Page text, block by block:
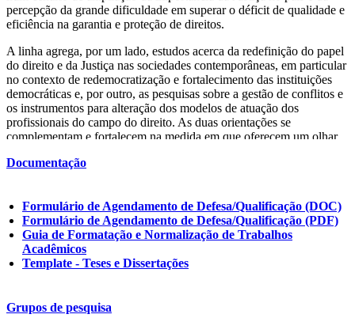
percepção da grande dificuldade em superar o déficit de qualidade e
eficiência na garantia e proteção de direitos.
A linha agrega, por um lado, estudos acerca da redefinição do papel
do direito e da Justiça nas sociedades contemporâneas, em particular
no contexto de redemocratização e fortalecimento das instituições
democráticas e, por outro, as pesquisas sobre a gestão de conflitos e
os instrumentos para alteração dos modelos de atuação dos
profissionais do campo do direito. As duas orientações se
complementam e fortalecem na medida em que oferecem um olhar
em que analisam experiências nacionais e estrangeiras de tratamento
Reforma do Judiciário, a gestão do sistema de Justiça, a proteção
judicial de políticas públicas e sobre este mesmo sistema como
objeto de políticas.
Novos Direitos e Inovação na Gestão de Conflitos
desafios constantes ao direito e, consequentemente, aos profissionais
Documentação
Formulário de Agendamento de Defesa/Qualificação (DOC)
Formulário de Agendamento de Defesa/Qualificação (PDF)
Guia de Formatação e Normalização de Trabalhos
Acadêmicos
Template - Teses e Dissertações
Grupos de pesquisa